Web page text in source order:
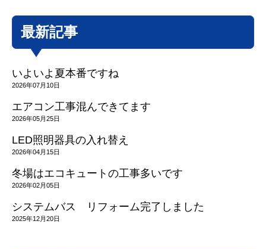
最新記事
いよいよ夏本番ですね
2026年07月10日
エアコン工事混んできてます
2026年05月25日
LED照明器具の入れ替え
2026年04月15日
冬場はエコキュートの工事多いです
2026年02月05日
システムバス リフォーム完了しました
2025年12月20日